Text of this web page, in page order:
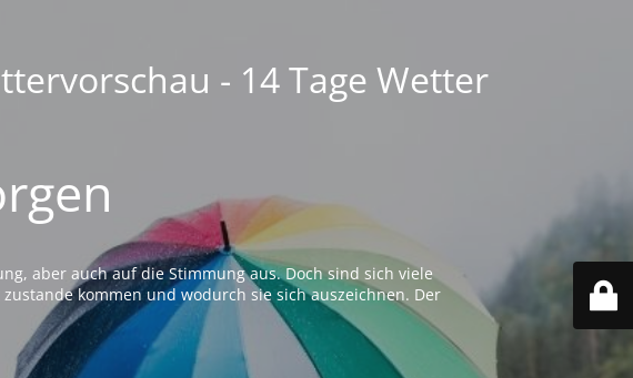
- 14 Tage Wetter
aber auch auf die Stimmung aus. Doch sind sich viele
kommen und wodurch sie sich auszeichnen. Der